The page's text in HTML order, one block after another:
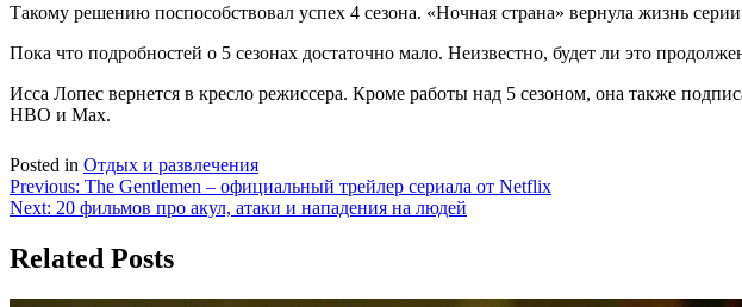
Такому решению поспособствовал успех 4 сезона. «Ночная страна» вернула жизнь
Пока что подробностей о 5 сезонах достаточно мало. Неизвестно, будет ли это
Исса Лопес вернется в кресло режиссера. Кроме работы над 5 сезоном, она также
HBO и Max.
Posted in Отдых и развлечения
Навигация
по
записям
Previous: The Gentlemen – официальный трейлер сериала от Netflix
Next: 20 фильмов про акул, атаки и нападения на людей
Related Posts